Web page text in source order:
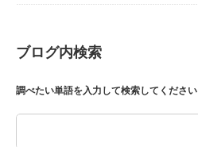
ブログ内検索
調べたい単語を入力して検索してください